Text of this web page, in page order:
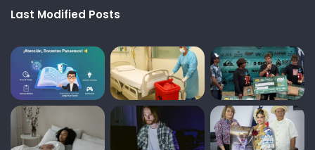
Last Modified Posts